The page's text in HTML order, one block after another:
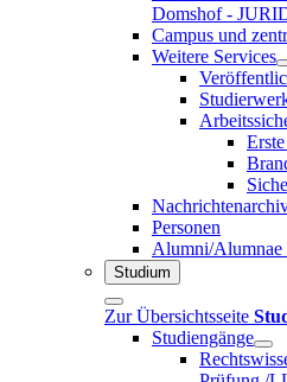
Domshof -
Campus und
Weitere Services
Personen
Alumni/Alumnae
Studium
Zur Übersichtsseite
Studiengänge